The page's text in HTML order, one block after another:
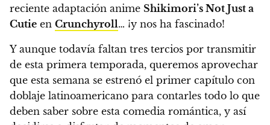
reciente adaptación anime Shikimori’s Not Just a
Cutie en Crunchyroll… ¡y nos ha fascinado!
Y aunque todavía faltan tres tercios por transmitir
de esta primera temporada, queremos aprovechar
que esta semana se estrenó el primer capítulo con
doblaje latinoamericano para contarles todo lo que
deben saber sobre esta comedia romántica, y así